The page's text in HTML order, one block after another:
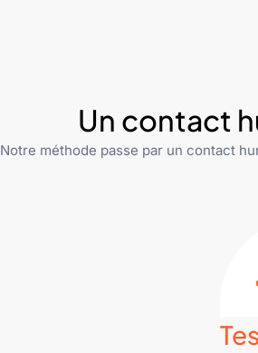
Un contact
Notre méthode passe par un contact